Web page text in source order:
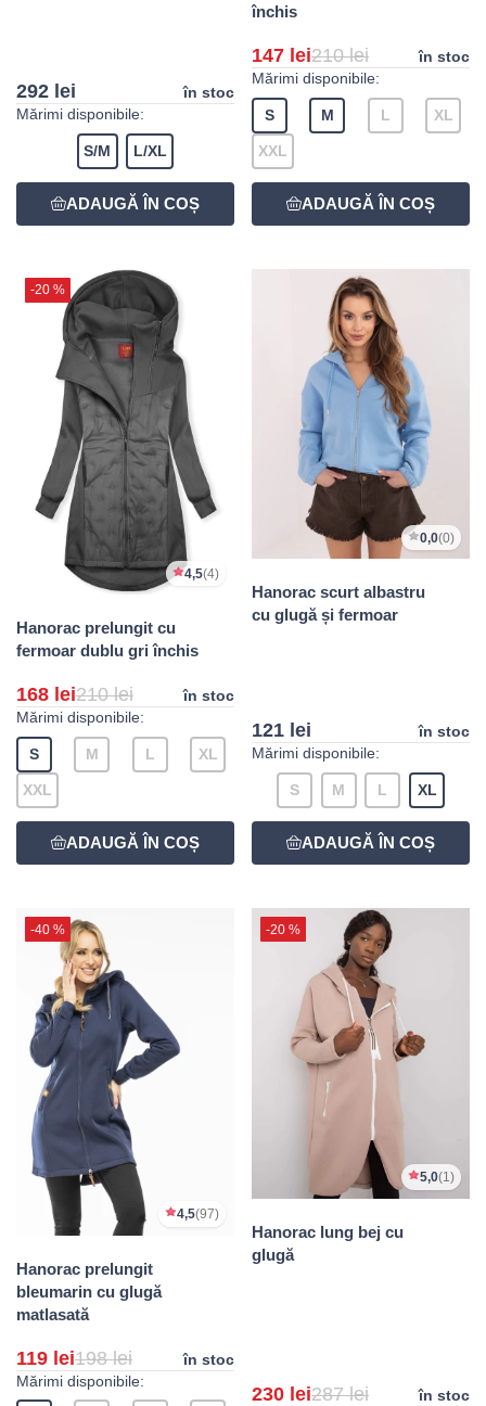
292 lei
în stoc
Mărimi disponibile:
S/M L/XL
închis
147 lei210 lei
în stoc
Mărimi disponibile:
S M L XL
XXL
-20 %
4,5(4)
Hanorac prelungit cu
fermoar dublu gri închis
168 lei210 lei
în stoc
Mărimi disponibile:
S M L XL
XXL
0,0(0)
Hanorac scurt albastru
cu glugă și fermoar
121 lei
în stoc
Mărimi disponibile:
S M L XL
-40 %
4,5(97)
Hanorac prelungit
bleumarin cu glugă
matlasată
119 lei198 lei
în stoc
Mărimi disponibile:
-20 %
5,0(1)
Hanorac lung bej cu
glugă
230 lei287 lei
în stoc